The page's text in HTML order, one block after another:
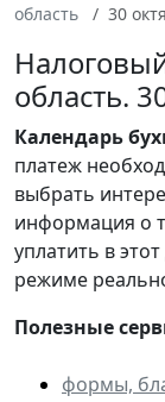
область
30
область.
Календарь
платеж
выбрать
информация о
уплатить в
режиме
Полезные
формы,